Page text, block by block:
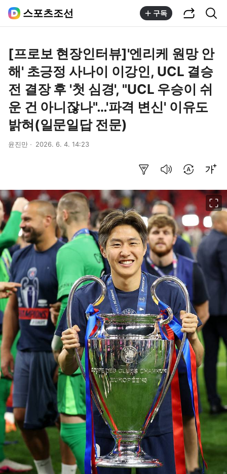
스포츠조선 구독
[프로보 현장인터뷰]'엔리케 원망 안
해' 초긍정 사나이 이강인, UCL 결승
전 결장 후 '첫 심경', "UCL 우승이 쉬
운 건 아니잖나"…'파격 변신' 이유도
밝혀(일문일답 전문)
윤진만 2026. 6. 4. 14:23